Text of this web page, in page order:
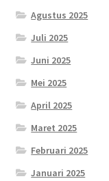
Agustus 2025
Juli 2025
Juni 2025
Mei 2025
April 2025
Maret 2025
Februari 2025
Januari 2025